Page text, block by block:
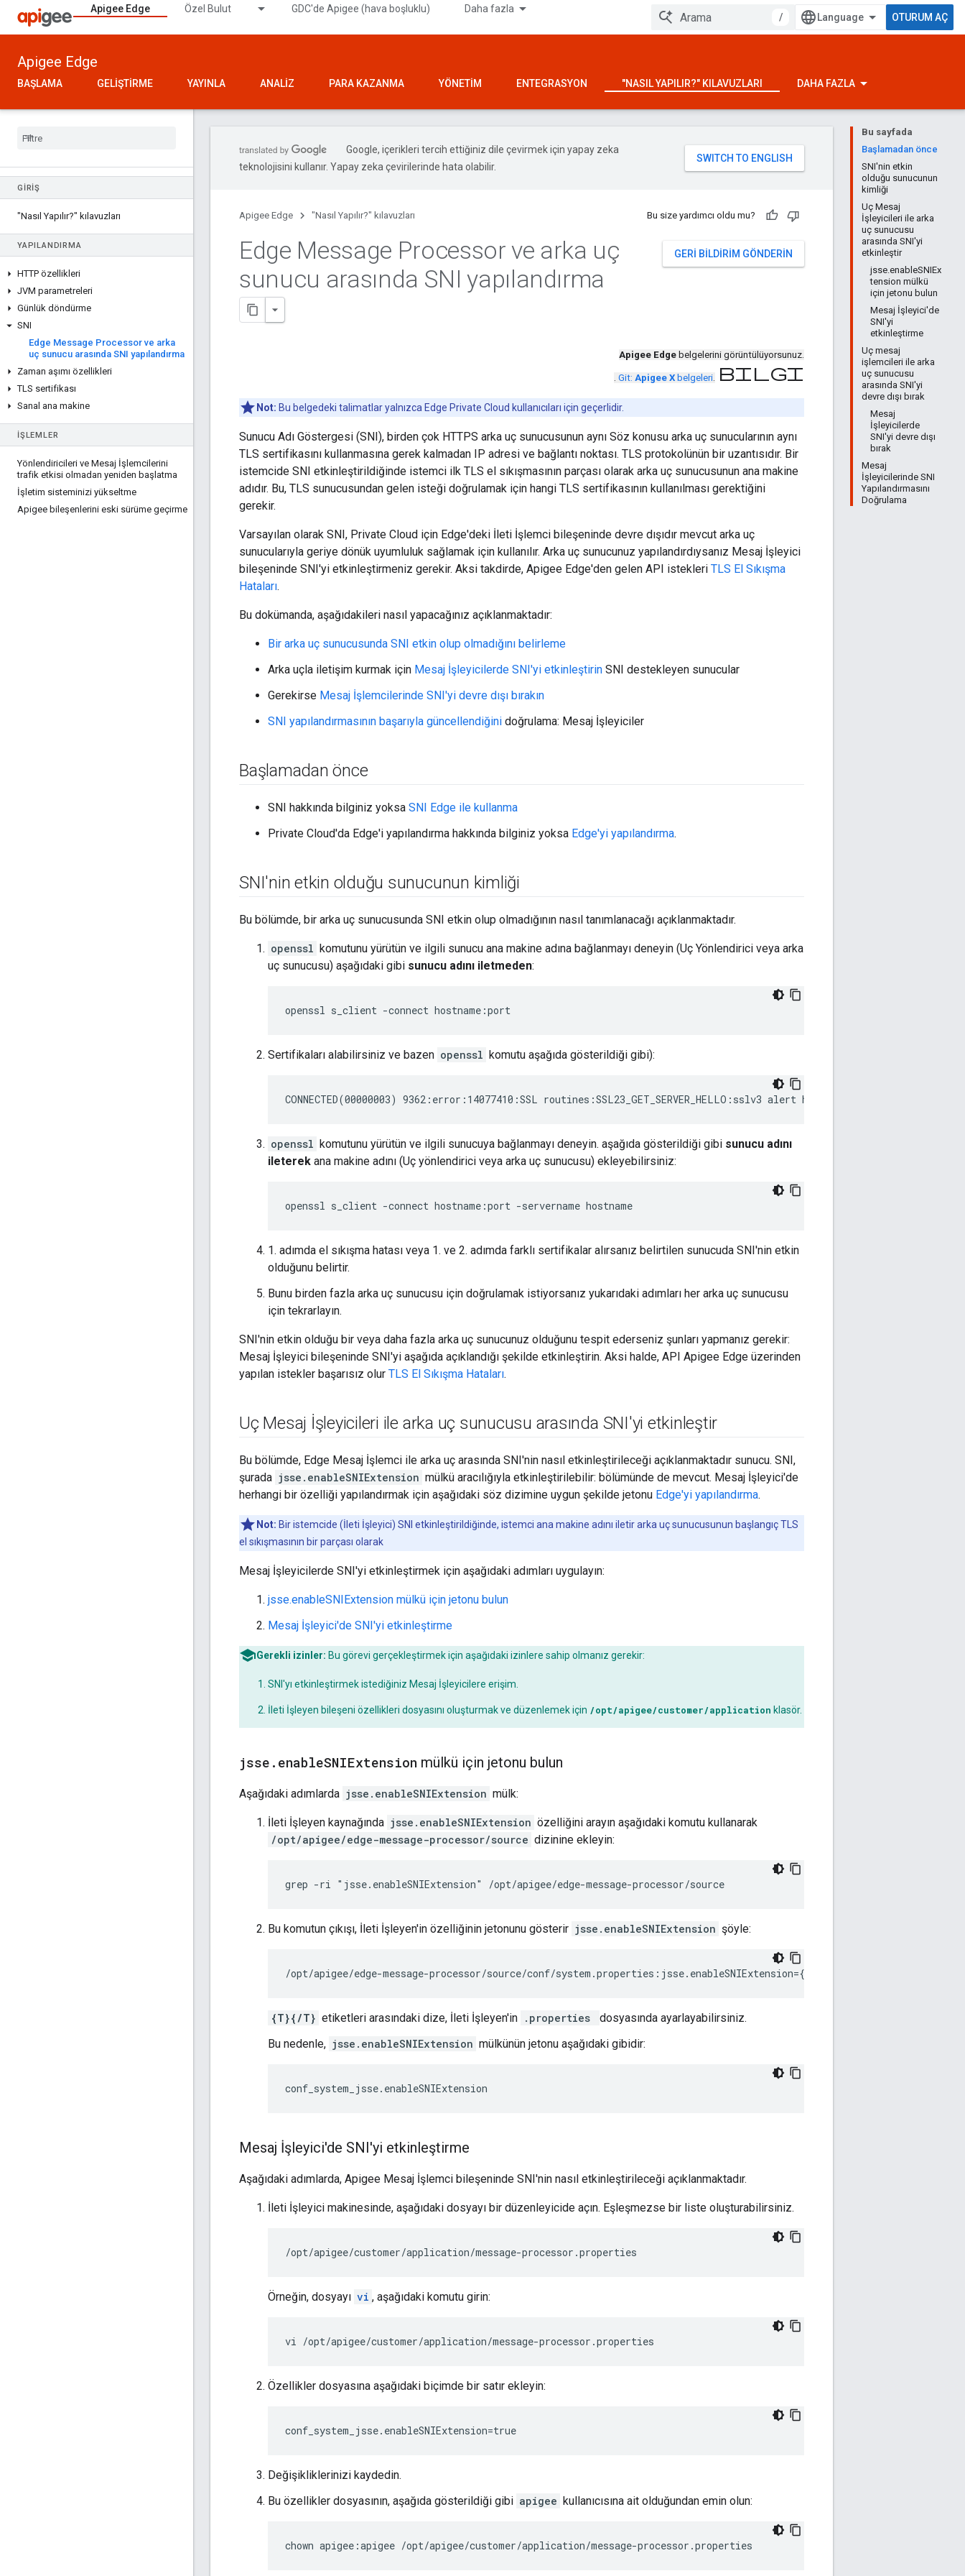
Apigee Edge Özel Bulut GDC'de Apigee (hava boşluklu) Daha fazla
/ OTURUM AÇ
Apigee Edge
BAŞLAMA GELIŞTIRME YAYINLA ANALIZ PARA KAZANMA YÖNETIM ENTEGRASYON "NASIL YAPILIR?" KILAVUZLARI DAHA FAZLA
GIRIŞ
"Nasıl Yapılır?" kılavuzları
YAPILANDIRMA
HTTP özellikleri
JVM parametreleri
Günlük döndürme
SNI
Edge Message Processor ve arka
uç sunucu arasında SNI yapılandırma
Zaman aşımı özellikleri
TLS sertifikası
Sanal ana makine
İŞLEMLER
Yönlendiricileri ve Mesaj İşlemcilerini
trafik etkisi olmadan yeniden başlatma
İşletim sisteminizi yükseltme
Apigee bileşenlerini eski sürüme geçirme
Bu sayfada
Başlamadan önce
SNI'nin etkin
olduğu sunucunun
kimliği
Uç Mesaj
İşleyicileri ile arka
uç sunucusu
arasında SNI'yi
etkinleştir
jsse.enableSNIEx
tension mülkü
için jetonu bulun
Mesaj İşleyici'de
SNI'yi
etkinleştirme
Uç mesaj
işlemcileri ile arka
uç sunucusu
arasında SNI'yi
devre dışı bırak
Mesaj
İşleyicilerde
SNI'yi devre dışı
bırak
Mesaj
İşleyicilerinde SNI
Yapılandırmasını
Doğrulama
Google, içerikleri tercih ettiğiniz dile çevirmek için yapay zeka
teknolojisini kullanır. Yapay zeka çevirilerinde hata olabilir.
Apigee Edge "Nasıl Yapılır?" kılavuzları Bu size yardımcı oldu mu?
GERI BILDIRIM GÖNDERIN
Edge Message Processor ve arka uç
sunucu arasında SNI yapılandırma
Apigee Edge belgelerini görüntülüyorsunuz.
. Git: Apigee X belgeleri. bilgi
Not: Bu belgedeki talimatlar yalnızca Edge Private Cloud kullanıcıları için geçerlidir.
Sunucu Adı Göstergesi (SNI), birden çok HTTPS arka uç sunucusunun aynı Söz konusu arka uç sunucularının aynı
TLS sertifikasını kullanmasına gerek kalmadan IP adresi ve bağlantı noktası. TLS protokolünün bir uzantısıdır. Bir
istemcide SNI etkinleştirildiğinde istemci ilk TLS el sıkışmasının parçası olarak arka uç sunucusunun ana makine
adıdır. Bu, TLS sunucusundan gelen isteği doğrulamak için hangi TLS sertifikasının kullanılması gerektiğini
gerekir.
Varsayılan olarak SNI, Private Cloud için Edge'deki İleti İşlemci bileşeninde devre dışıdır mevcut arka uç
sunucularıyla geriye dönük uyumluluk sağlamak için kullanılır. Arka uç sunucunuz yapılandırdıysanız Mesaj İşleyici
bileşeninde SNI'yi etkinleştirmeniz gerekir. Aksi takdirde, Apigee Edge'den gelen API istekleri TLS El Sıkışma
Hataları.
Bu dokümanda, aşağıdakileri nasıl yapacağınız açıklanmaktadır:
Bir arka uç sunucusunda SNI etkin olup olmadığını belirleme
Arka uçla iletişim kurmak için Mesaj İşleyicilerde SNI'yi etkinleştirin SNI destekleyen sunucular
Gerekirse Mesaj İşlemcilerinde SNI'yi devre dışı bırakın
SNI yapılandırmasının başarıyla güncellendiğini doğrulama: Mesaj İşleyiciler
Başlamadan önce
SNI hakkında bilginiz yoksa SNI Edge ile kullanma
Private Cloud'da Edge'i yapılandırma hakkında bilginiz yoksa Edge'yi yapılandırma.
SNI'nin etkin olduğu sunucunun kimliği
Bu bölümde, bir arka uç sunucusunda SNI etkin olup olmadığının nasıl tanımlanacağı açıklanmaktadır.
openssl komutunu yürütün ve ilgili sunucu ana makine adına bağlanmayı deneyin (Uç Yönlendirici veya arka
uç sunucusu) aşağıdaki gibi sunucu adını iletmeden:
openssl s_client -connect hostname:port
Sertifikaları alabilirsiniz ve bazen openssl komutu aşağıda gösterildiği gibi):
CONNECTED(00000003) 9362:error:14077410:SSL routines:SSL23_GET_SERVER_HELLO:sslv3 alert handshake failure:/
openssl komutunu yürütün ve ilgili sunucuya bağlanmayı deneyin. aşağıda gösterildiği gibi sunucu adını
ileterek ana makine adını (Uç yönlendirici veya arka uç sunucusu) ekleyebilirsiniz:
openssl s_client -connect hostname:port -servername hostname
1. adımda el sıkışma hatası veya 1. ve 2. adımda farklı sertifikalar alırsanız belirtilen sunucuda SNI'nin etkin
olduğunu belirtir.
Bunu birden fazla arka uç sunucusu için doğrulamak istiyorsanız yukarıdaki adımları her arka uç sunucusu
için tekrarlayın.
SNI'nin etkin olduğu bir veya daha fazla arka uç sunucunuz olduğunu tespit ederseniz şunları yapmanız gerekir:
Mesaj İşleyici bileşeninde SNI'yi aşağıda açıklandığı şekilde etkinleştirin. Aksi halde, API Apigee Edge üzerinden
yapılan istekler başarısız olur TLS El Sıkışma Hataları.
Uç Mesaj İşleyicileri ile arka uç sunucusu arasında SNI'yi etkinleştir
Bu bölümde, Edge Mesaj İşlemci ile arka uç arasında SNI'nin nasıl etkinleştirileceği açıklanmaktadır sunucu. SNI,
şurada jsse.enableSNIExtension mülkü aracılığıyla etkinleştirilebilir: bölümünde de mevcut. Mesaj İşleyici'de
herhangi bir özelliği yapılandırmak için aşağıdaki söz dizimine uygun şekilde jetonu Edge'yi yapılandırma.
Not: Bir istemcide (İleti İşleyici) SNI etkinleştirildiğinde, istemci ana makine adını iletir arka uç sunucusunun başlangıç TLS
el sıkışmasının bir parçası olarak
Mesaj İşleyicilerde SNI'yi etkinleştirmek için aşağıdaki adımları uygulayın:
jsse.enableSNIExtension mülkü için jetonu bulun
Mesaj İşleyici'de SNI'yi etkinleştirme
Gerekli izinler: Bu görevi gerçekleştirmek için aşağıdaki izinlere sahip olmanız gerekir:
SNI'yı etkinleştirmek istediğiniz Mesaj İşleyicilere erişim.
İleti İşleyen bileşeni özellikleri dosyasını oluşturmak ve düzenlemek için /opt/apigee/customer/application klasör.
jsse . enableSNIExtension mülkü için jetonu bulun
Aşağıdaki adımlarda jsse.enableSNIExtension mülk:
İleti İşleyen kaynağında jsse.enableSNIExtension özelliğini arayın aşağıdaki komutu kullanarak
/opt/apigee/edge-message-processor/source dizinine ekleyin:
grep -ri "jsse.enableSNIExtension" /opt/apigee/edge-message-processor/source
Bu komutun çıkışı, İleti İşleyen'in özelliğinin jetonunu gösterir jsse.enableSNIExtension şöyle:
/opt/apigee/edge-message-processor/source/conf/
{T}{/T} etiketleri arasındaki dize, İleti İşleyen'in .properties
dosyasında ayarlayabilirsiniz.
Bu nedenle, jsse.enableSNIExtension mülkünün jetonu aşağıdaki gibidir:
conf_system_jsse.enableSNIExtension
Mesaj İşleyici'de SNI'yi etkinleştirme
Aşağıdaki adımlarda, Apigee Mesaj İşlemci bileşeninde SNI'nin nasıl etkinleştirileceği açıklanmaktadır.
İleti İşleyici makinesinde, aşağıdaki dosyayı bir düzenleyicide açın. Eşleşmezse bir liste oluşturabilirsiniz.
/opt/apigee/customer/application/message-processor.properties
Örneğin, dosyayı vi , aşağıdaki komutu girin:
vi /opt/apigee/customer/application/message-processor.properties
Özellikler dosyasına aşağıdaki biçimde bir satır ekleyin:
conf_system_jsse.enableSNIExtension=true
Değişikliklerinizi kaydedin.
Bu özellikler dosyasının, aşağıda gösterildiği gibi apigee kullanıcısına ait olduğundan emin olun:
chown apigee:apigee /opt/apigee/customer/application/message-processor.properties